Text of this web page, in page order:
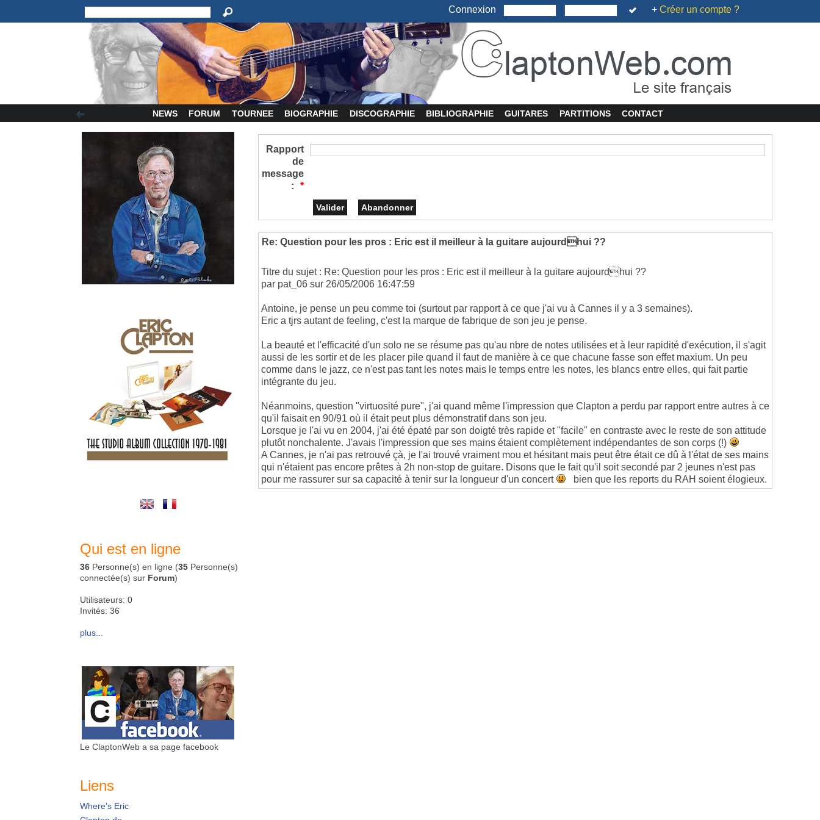
Connexion + Créer un compte ?
NEWS FORUM TOURNEE BIOGRAPHIE DISCOGRAPHIE BIBLIOGRAPHIE GUITARES PARTITIONS CONTACT
Qui est en ligne
36 Personne(s) en ligne (35 Personne(s)
connectée(s) sur Forum)
Utilisateurs: 0
Invités: 36
plus...
Le ClaptonWeb a sa page facebook
Liens
Where's Eric
Rapport
de
message
:
*
Re: Question pour les pros : Eric est il meilleur à la guitare aujourdhui ??
Titre du sujet : Re: Question pour les pros : Eric est il meilleur à la guitare aujourdhui ??
par pat_06 sur 26/05/2006 16:47:59
Antoine, je pense un peu comme toi (surtout par rapport à ce que j'ai vu à Cannes il y a 3 semaines).
Eric a tjrs autant de feeling, c'est la marque de fabrique de son jeu je pense.
La beauté et l'efficacité d'un solo ne se résume pas qu'au nbre de notes utilisées et à leur rapidité d'exécution, il s'agit
aussi de les sortir et de les placer pile quand il faut de manière à ce que chacune fasse son effet maxium. Un peu
comme dans le jazz, ce n'est pas tant les notes mais le temps entre les notes, les blancs entre elles, qui fait partie
intégrante du jeu.
Néanmoins, question "virtuosité pure", j'ai quand même l'impression que Clapton a perdu par rapport entre autres à ce
qu'il faisait en 90/91 où il était peut plus démonstratif dans son jeu.
Lorsque je l'ai vu en 2004, j'ai été épaté par son doigté très rapide et "facile" en contraste avec le reste de son attitude
plutôt nonchalente. J'avais l'impression que ses mains étaient complètement indépendantes de son corps (!)
A Cannes, je n'ai pas retrouvé çà, je l'ai trouvé vraiment mou et hésitant mais peut être était ce dû à l'état de ses mains
qui n'étaient pas encore prêtes à 2h non-stop de guitare. Disons que le fait qu'il soit secondé par 2 jeunes n'est pas
pour me rassurer sur sa capacité à tenir sur la longueur d'un concert
bien que les reports du RAH soient élogieux.